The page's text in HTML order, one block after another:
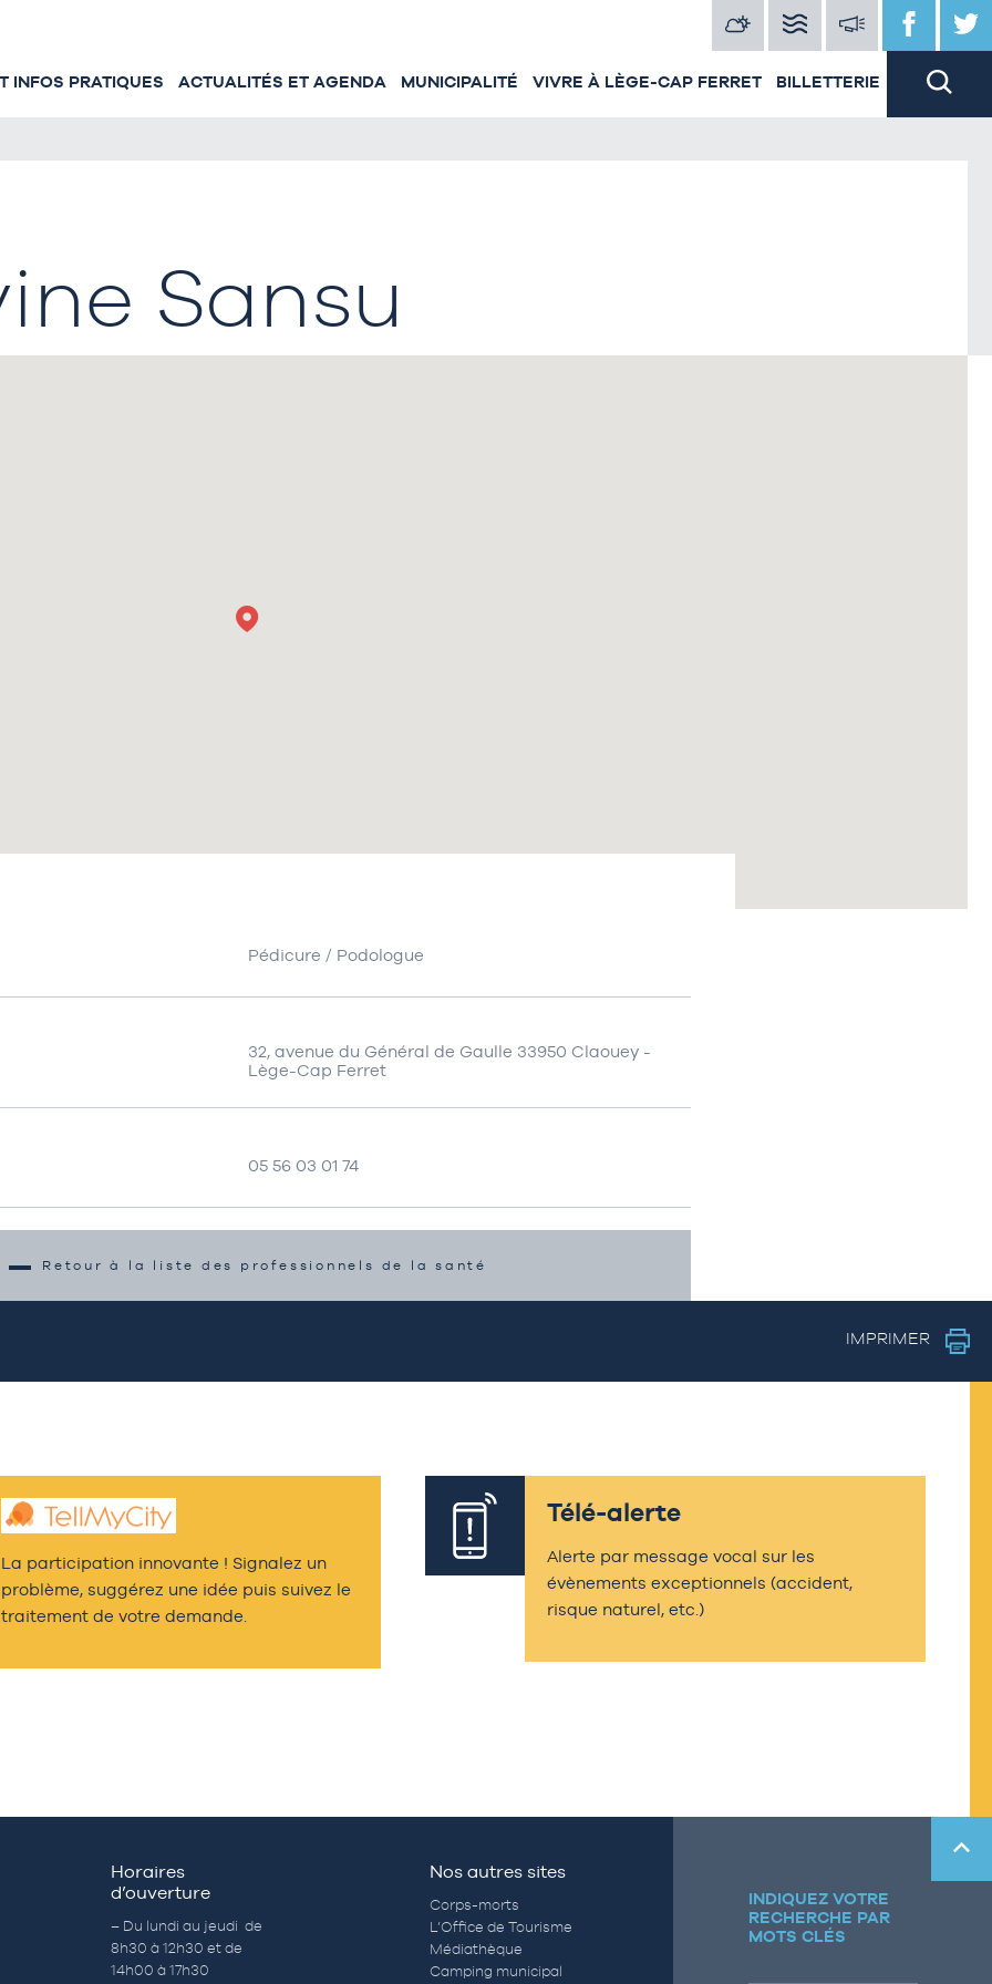
INFOS PRATIQUES ACTUALITÉS ET AGENDA MUNICIPALITÉ VIVRE À LÈGE-CAP FERRET BILLETTERIE
Sansu
Pédicure / Podologue
32, avenue du Général de Gaulle 33950 Claouey -
Lège-Cap Ferret
05 56 03 01 74
Retour à la liste des professionnels de la santé
IMPRIMER
La participation innovante ! Signalez un
problème, suggérez une idée puis suivez le
traitement de votre demande.
Télé-alerte
Alerte par message vocal sur les
évènements exceptionnels (accident,
risque naturel, etc.)
Horaires
d’ouverture
– Du lundi au jeudi de
8h30 à 12h30 et de
14h00 à 17h30
Nos autres sites
Corps-morts
L’Office de Tourisme
Médiathèque
Camping municipal
INDIQUEZ VOTRE
RECHERCHE PAR
MOTS CLÉS